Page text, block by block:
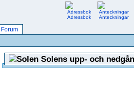
Adressbok
Anteckningar
Forum
Solens upp- och